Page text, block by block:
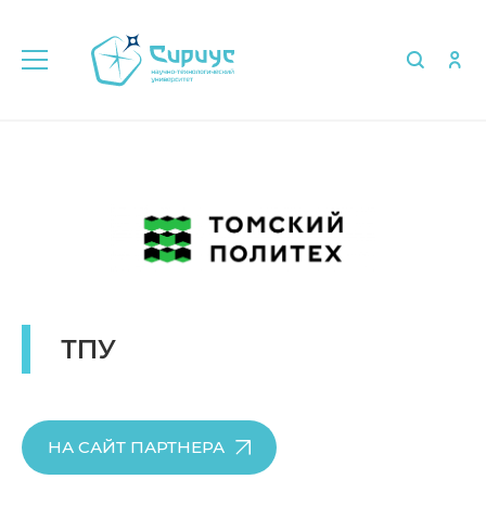
ТПУ
НА САЙТ ПАРТНЕРА